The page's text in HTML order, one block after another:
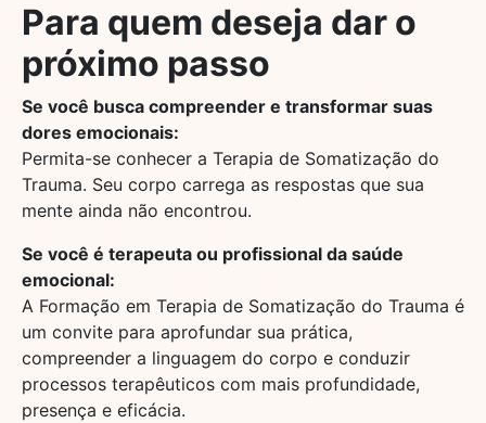
Para quem deseja dar o
próximo passo
Se você busca compreender e transformar suas
dores emocionais:
Permita-se conhecer a Terapia de Somatização do
Trauma. Seu corpo carrega as respostas que sua
mente ainda não encontrou.
Se você é terapeuta ou profissional da saúde
emocional:
A Formação em Terapia de Somatização do Trauma é
um convite para aprofundar sua prática,
compreender a linguagem do corpo e conduzir
processos terapêuticos com mais profundidade,
presença e eficácia.